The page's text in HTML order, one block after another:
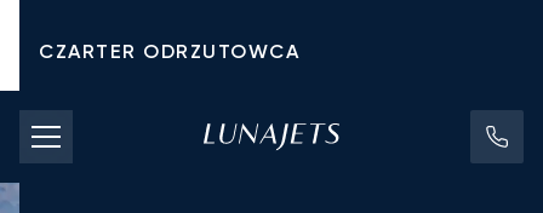
CZARTER ODRZUTOWCA
KOSZTY CZARTERU
PRYWATNE ODRZUTOWCE